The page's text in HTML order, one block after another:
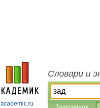
academic.ru
Словари и